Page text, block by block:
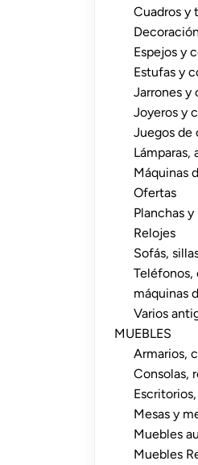
Cuadros y
Espejos y
Estufas y
Jarrones y
Joyeros y
Juegos de
Lámparas,
Máquinas
Ofertas
Planchas
Relojes
Sofás,
Teléfonos,
máquinas
Varios
MUEBLES
Armarios,
Consolas,
Mesas y
Muebles
Muebles